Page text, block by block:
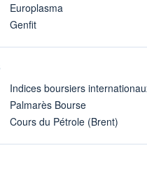
Europlasma
Genfit
Indices boursiers
Palmarès Bourse
Cours du Pétrole (Brent)